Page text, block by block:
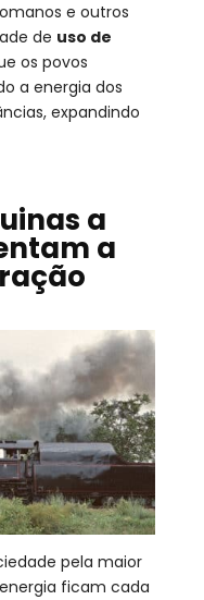
e outros
de uso de
os povos
a energia dos
expandindo
a
a
pela maior
ficam cada